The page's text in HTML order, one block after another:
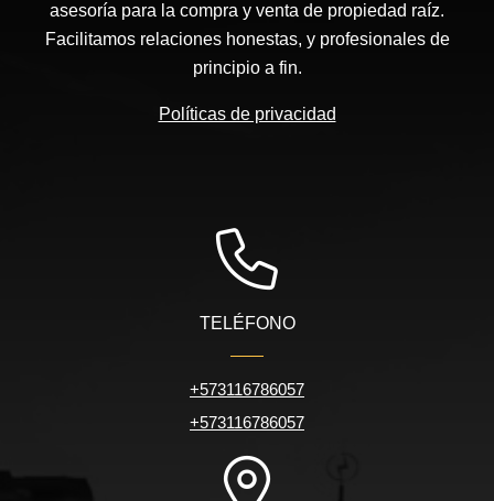
asesoría para la compra y venta de propiedad raíz.
Facilitamos relaciones honestas, y profesionales de
principio a fin.
Políticas de privacidad
TELÉFONO
+573116786057
+573116786057